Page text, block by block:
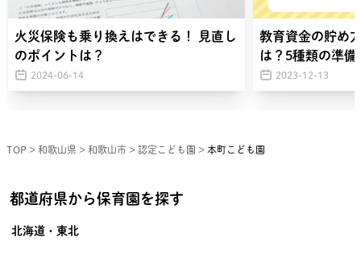
火災保険も乗り換えはできる！ 見直し
のポイントは？
2024-06-14
教育資金の貯め
は？5種類の準
2023-12-13
TOP > 和歌山県 > 和歌山市 > 認定こども園 > 本町こども園
都道府県から保育園を探す
北海道・東北